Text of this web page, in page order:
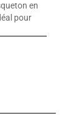
en
pour